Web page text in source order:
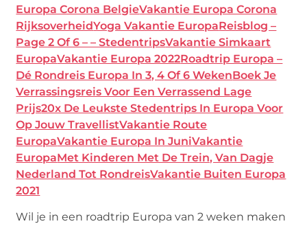
Europa Corona BelgieVakantie Europa Corona
RijksoverheidYoga Vakantie EuropaReisblog –
Page 2 Of 6 – – StedentripsVakantie Simkaart
EuropaVakantie Europa 2022Roadtrip Europa –
Dé Rondreis Europa In 3, 4 Of 6 WekenBoek Je
Verrassingsreis Voor Een Verrassend Lage
Prijs20x De Leukste Stedentrips In Europa Voor
Op Jouw TravellistVakantie Route
EuropaVakantie Europa In JuniVakantie
EuropaMet Kinderen Met De Trein, Van Dagje
Nederland Tot RondreisVakantie Buiten Europa
2021
Wil je in een roadtrip Europa van 2 weken maken